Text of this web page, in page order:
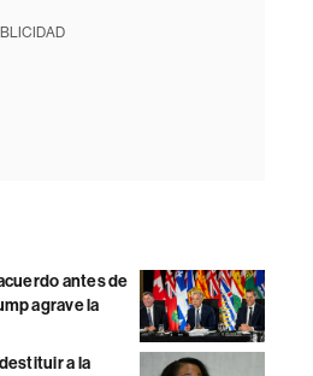
antes de
agrave la
a la